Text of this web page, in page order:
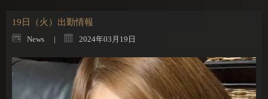
19日（火）出勤情報
News 2024年03月19日